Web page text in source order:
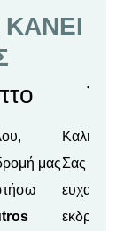
μαςΣας